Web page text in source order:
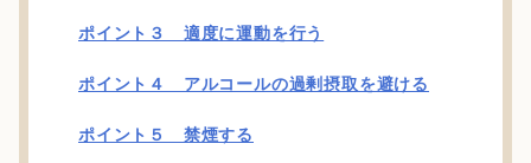
ポイント３ 適度に運動を行う
ポイント４ アルコールの過剰摂取を避ける
ポイント５ 禁煙する